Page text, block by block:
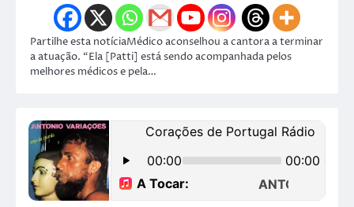
Partilhe esta notíciaMédico aconselhou a cantora a terminar
a atuação. “Ela [Patti] está sendo acompanhada pelos
melhores médicos e pela…